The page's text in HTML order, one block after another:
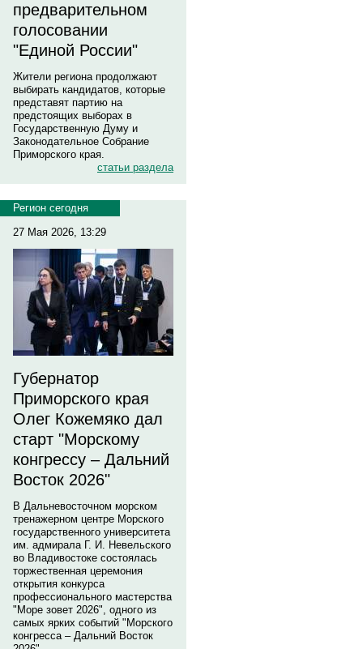
предварительном
голосовании
"Единой России"
Жители региона продолжают
выбирать кандидатов, которые
представят партию на
предстоящих выборах в
Государственную Думу и
Законодательное Собрание
Приморского края.
статьи раздела
Регион сегодня
27 Мая 2026, 13:29
Губернатор
Приморского края
Олег Кожемяко дал
старт "Морскому
конгрессу – Дальний
Восток 2026"
В Дальневосточном морском
тренажерном центре Морского
государственного университета
им. адмирала Г. И. Невельского
во Владивостоке состоялась
торжественная церемония
открытия конкурса
профессионального мастерства
"Море зовет 2026", одного из
самых ярких событий "Морского
конгресса – Дальний Восток